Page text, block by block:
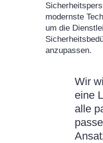
modernste
um die
anzupassen.
Wir
eine
alle